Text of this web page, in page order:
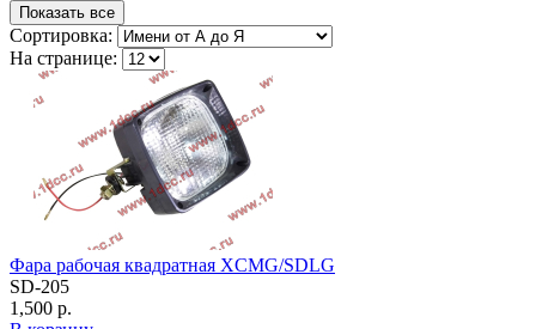
Показать все
Сортировка:
На странице:
Фара рабочая квадратная XCMG/SDLG
SD-205
1,500 р.